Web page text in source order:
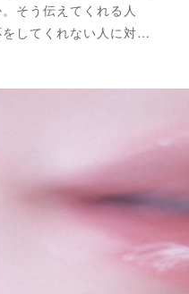
そう伝えてくれる人
してくれない人に対…